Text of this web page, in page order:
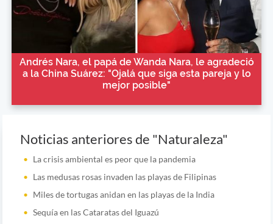
Andrés Nara, el papá de Wanda Nara, le agradeció
a la China Suárez: "Ojalá que siga esta pareja y lo
mejor posible"
Noticias anteriores de "Naturaleza"
La crisis ambiental es peor que la pandemia
Las medusas rosas invaden las playas de Filipinas
Miles de tortugas anidan en las playas de la India
Sequía en las Cataratas del Iguazú